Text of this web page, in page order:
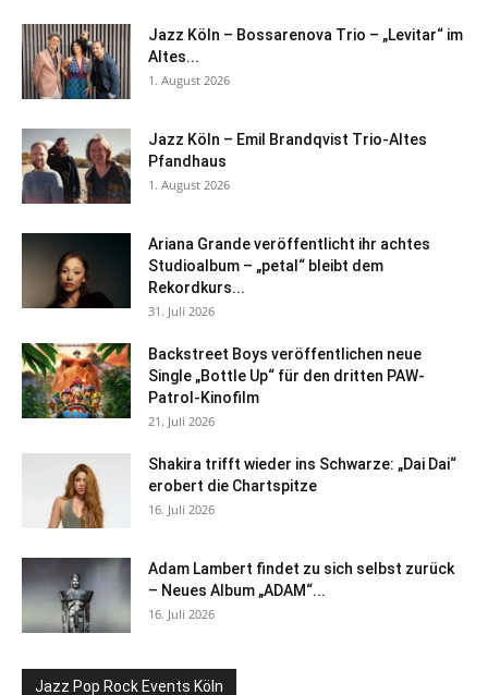
Jazz Köln – Bossarenova Trio – „Levitar“ im
Altes...
1. August 2026
Jazz Köln – Emil Brandqvist Trio-Altes
Pfandhaus
1. August 2026
Ariana Grande veröffentlicht ihr achtes
Studioalbum – „petal“ bleibt dem
Rekordkurs...
31. Juli 2026
Backstreet Boys veröffentlichen neue
Single „Bottle Up“ für den dritten PAW-
Patrol-Kinofilm
21. Juli 2026
Shakira trifft wieder ins Schwarze: „Dai Dai“
erobert die Chartspitze
16. Juli 2026
Adam Lambert findet zu sich selbst zurück
– Neues Album „ADAM“...
16. Juli 2026
Jazz Pop Rock Events Köln